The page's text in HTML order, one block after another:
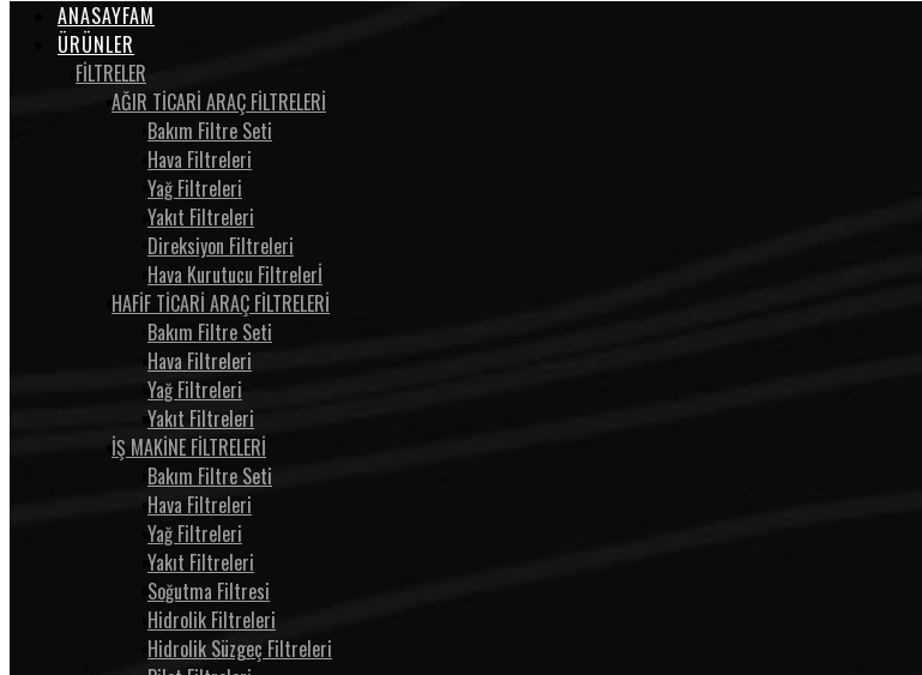
ANASAYFAM
ÜRÜNLER
FİLTRELER
AĞIR TİCARİ ARAÇ FİLTRELERİ
Bakım Filtre Seti
Hava Filtreleri
Yağ Filtreleri
Yakıt Filtreleri
Direksiyon Filtreleri
Hava Kurutucu Filtrelerİ
HAFİF TİCARİ ARAÇ FİLTRELERİ
Bakım Filtre Seti
Hava Filtreleri
Yağ Filtreleri
Yakıt Filtreleri
İŞ MAKİNE FİLTRELERİ
Bakım Filtre Seti
Hava Filtreleri
Yağ Filtreleri
Yakıt Filtreleri
Soğutma Filtresi
Hidrolik Filtreleri
Hidrolik Süzgeç Filtreleri